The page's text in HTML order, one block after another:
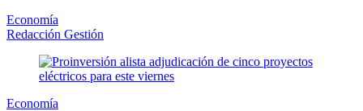
Economía
Redacción Gestión
Economía